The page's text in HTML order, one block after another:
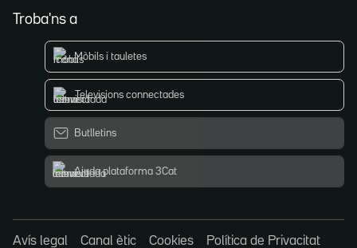
Troba'ns a
Mòbils i tauletes
Televisions connectades
Butlletins
Ajuda plataforma 3Cat
Avís legal Canal ètic Cookies Política de Privacitat